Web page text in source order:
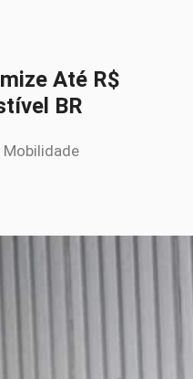
Até R$
BR
Mobilidade